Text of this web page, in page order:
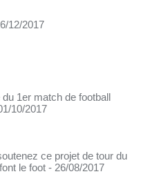
12/2017
1er match de football
10/2017
ce projet de tour du
le foot - 26/08/2017